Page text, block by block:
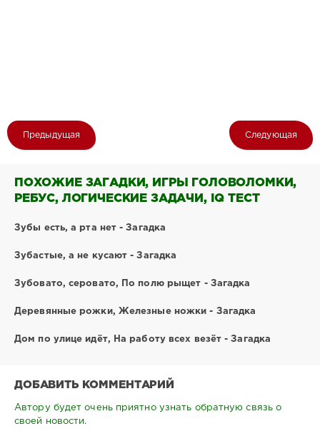
Предыдущая Следующая
ПОХОЖИЕ ЗАГАДКИ, ИГРЫ ГОЛОВОЛОМКИ,
РЕБУС, ЛОГИЧЕСКИЕ ЗАДАЧИ, IQ ТЕСТ
Зубы есть, а рта нет - Загадка
Зубастые, а не кусают - Загадка
Зубовато, серовато, По полю рыщет - Загадка
Деревянные рожки, Железные ножки - Загадка
Дом по улице идёт, На работу всех везёт - Загадка
ДОБАВИТЬ КОММЕНТАРИЙ
Автору будет очень приятно узнать обратную связь о
своей новости.